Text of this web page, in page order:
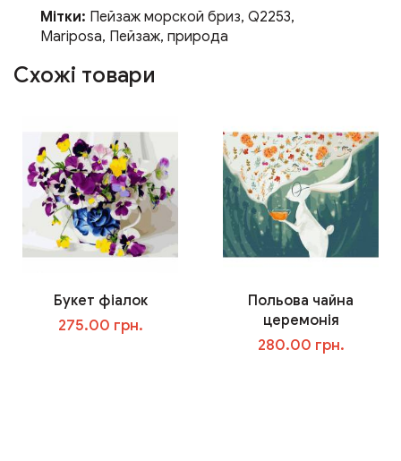
Мітки: Пейзаж морской бриз, Q2253,
Mariposa, Пейзаж, природа
Схожі товари
Букет фіалок
275.00 грн.
Польова чайна
церемонія
280.00 грн.